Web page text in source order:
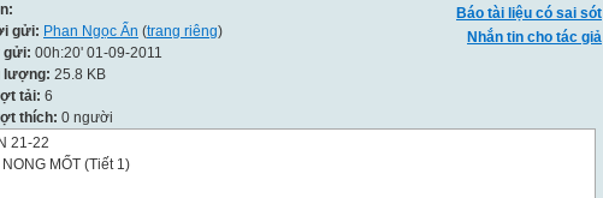
Báo tài liệu có sai sót
Nhắn tin cho tác giả
gửi: Phan Ngọc Ẩn (trang riêng)
gửi: 00h:20' 01-09-2011
lượng: 25.8 KB
tải: 6
thích: 0 người
21-22
MỐT (Tiết 1)